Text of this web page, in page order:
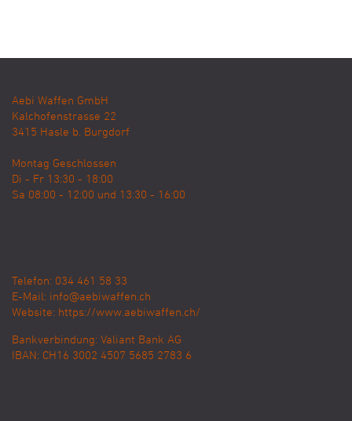
Aebi Waffen GmbH
Kalchofenstrasse 22
3415 Hasle b. Burgdorf
Montag Geschlossen
Di - Fr 13:30 - 18:00
Sa 08:00 - 12:00 und 13:30 - 16:00
Telefon: 034 461 58 33
E-Mail: info@aebiwaffen.ch
Website: https://www.aebiwaffen.ch/
Bankverbindung: Valiant Bank AG
IBAN: CH16 3002 4507 5685 2783 6